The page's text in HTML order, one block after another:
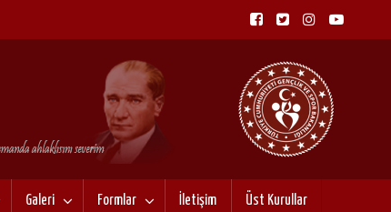
Galeri Formlar İletişim Üst Kurullar